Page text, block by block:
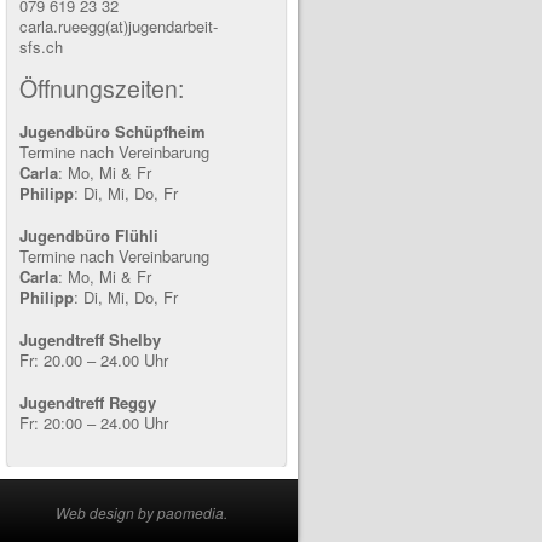
079 619 23 32
carla.rueegg(at)jugendarbeit-
sfs.ch
Öffnungszeiten:
Jugendbüro Schüpfheim
Termine nach Vereinbarung
Carla: Mo, Mi & Fr
Philipp: Di, Mi, Do, Fr
Jugendbüro Flühli
Termine nach Vereinbarung
Carla: Mo, Mi & Fr
Philipp: Di, Mi, Do, Fr
Jugendtreff Shelby
Fr: 20.00 – 24.00 Uhr
Jugendtreff Reggy
Fr: 20:00 – 24.00 Uhr
Web design by paomedia.